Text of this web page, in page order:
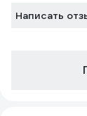
Написать